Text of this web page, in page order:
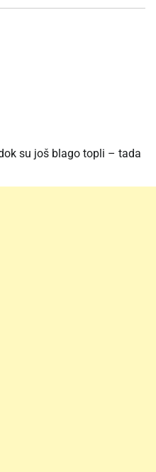
su još blago topli – tada